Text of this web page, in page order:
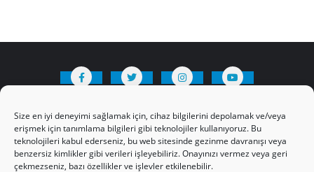
Size en iyi deneyimi sağlamak için, cihaz bilgilerini depolamak ve/veya
erişmek için tanımlama bilgileri gibi teknolojiler kullanıyoruz. Bu
teknolojileri kabul ederseniz, bu web sitesinde gezinme davranışı veya
benzersiz kimlikler gibi verileri işleyebiliriz. Onayınızı vermez veya geri
çekmezseniz, bazı özellikler ve işlevler etkilenebilir.
Gizlilik Politikamız
İncil’den Dersler
Makaleler
Online Kutsal Kitap
Video Öğrencilik Dersleri